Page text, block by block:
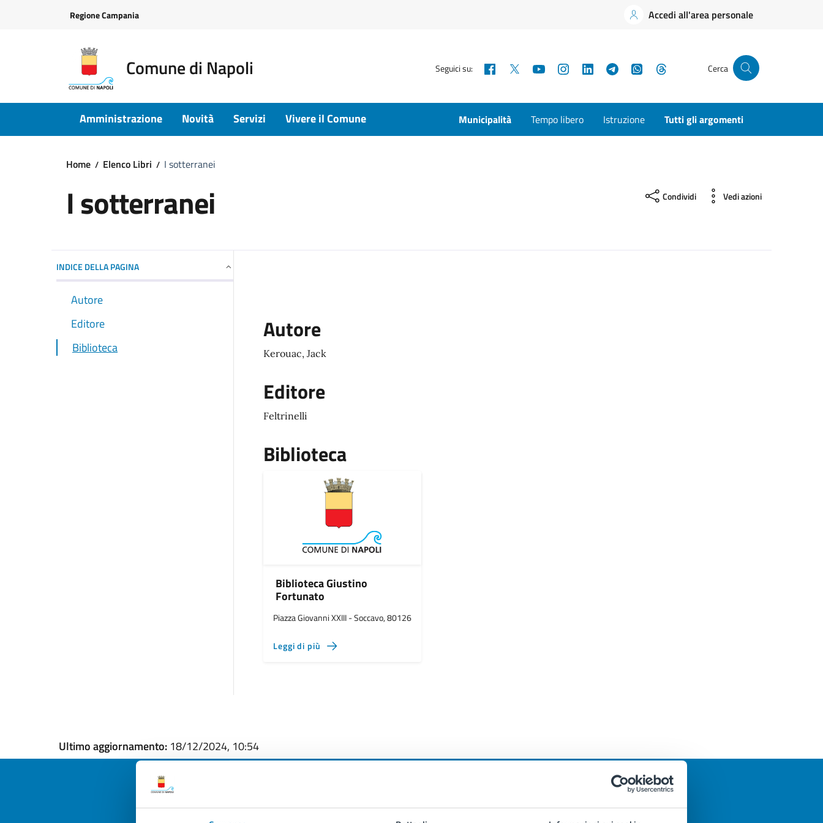
Regione Campania Accedi all'area personale
Comune di Napoli Seguici su: Facebook YouTubeInstagramLinkedInTelegramWhatsApp Cerca
Amministrazione Novità Servizi Vivere il Comune Municipalità Tempo libero Istruzione Tutti gli argomenti
Home Elenco Libri I sotterranei
I sotterranei Condividi Vedi azioni
INDICE DELLA PAGINA
Autore
Editore
Biblioteca
Autore
Kerouac, Jack
Editore
Feltrinelli
Biblioteca
Biblioteca Giustino
Fortunato
Piazza Giovanni XXIII - Soccavo, 80126
Leggi di più
Ultimo aggiornamento: 18/12/2024, 10:54